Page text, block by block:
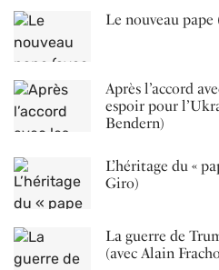
Le nouveau
Après l’accord
espoir pour
Bendern)
L’héritage du «
Giro)
La guerre de
(avec Alain